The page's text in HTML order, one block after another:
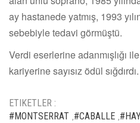
ay hastanede yatmış, 1993
sebebiyle tedavi görmüştü.
Verdi eserlerine adanmışlığı
kariyerine sayısız ödül sığdırdı.
ETIKETLER :
#MONTSERRAT #CABALLE